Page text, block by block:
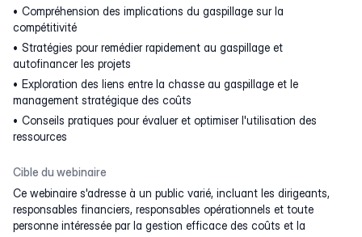
Compréhension des implications du gaspillage sur la
compétitivité
Stratégies pour remédier rapidement au gaspillage et
autofinancer les projets
Exploration des liens entre la chasse au gaspillage et le
management stratégique des coûts
Conseils pratiques pour évaluer et optimiser l'utilisation des
ressources
Cible du webinaire
Ce webinaire s'adresse à un public varié, incluant les dirigeants,
responsables financiers, responsables opérationnels et toute
personne intéressée par la gestion efficace des coûts et la